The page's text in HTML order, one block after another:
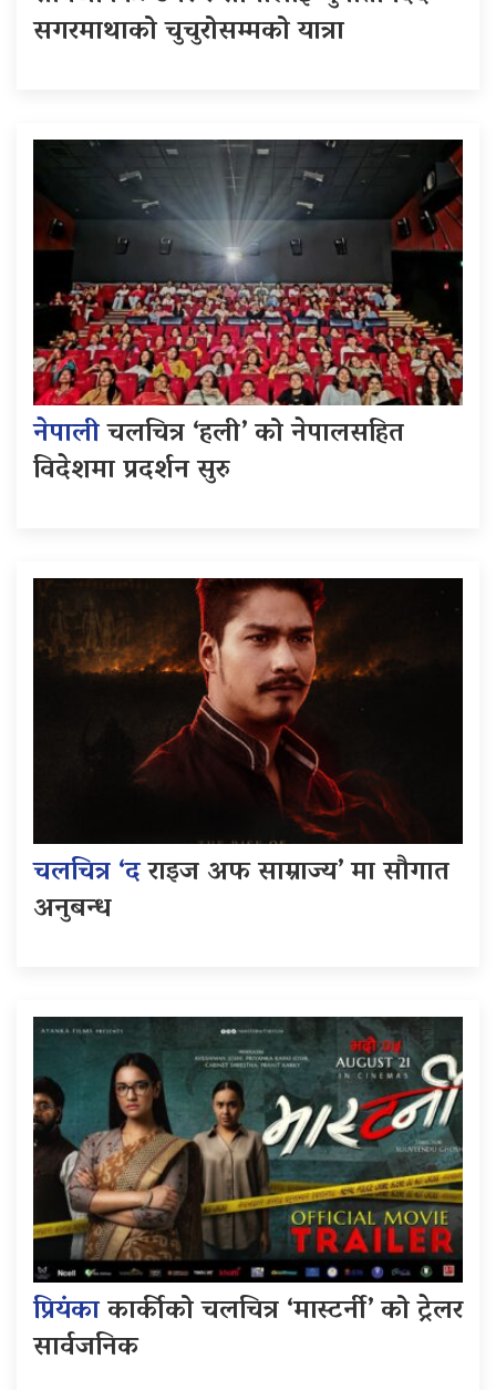
सगरमाथाको चुचुरोसम्मको यात्रा
नेपालीचलचित्र ‘हली’ को नेपालसहित
विदेशमा प्रदर्शन सुरु
चलचित्र ‘दराइज अफ साम्राज्य’ मा सौगात
अनुबन्ध
प्रियंकाकार्कीको चलचित्र ‘मास्टर्नी’ को ट्रेलर
सार्वजनिक